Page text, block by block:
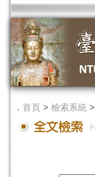
． 首頁 > 檢索系統 >